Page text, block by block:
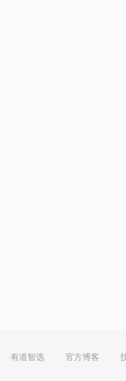
有道智选 官方博客